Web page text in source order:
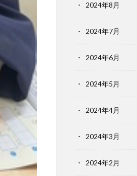
2024年8月
2024年7月
2024年6月
2024年5月
2024年4月
2024年3月
2024年2月